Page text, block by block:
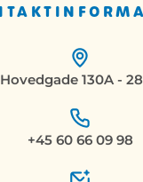
130A -
+45 60 66 09 98